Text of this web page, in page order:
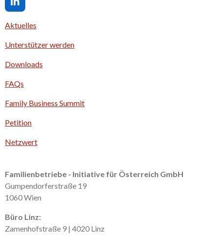
L
i
n
e
d
n
Aktuelles
Unterstützer werden
Downloads
FAQs
Family Business Summit
Petition
Netzwert
Familienbetriebe - Initiative für Österreich GmbH
Gumpendorferstraße 19
1060 Wien
Büro Linz:
Zamenhofstraße 9 | 4020 Linz